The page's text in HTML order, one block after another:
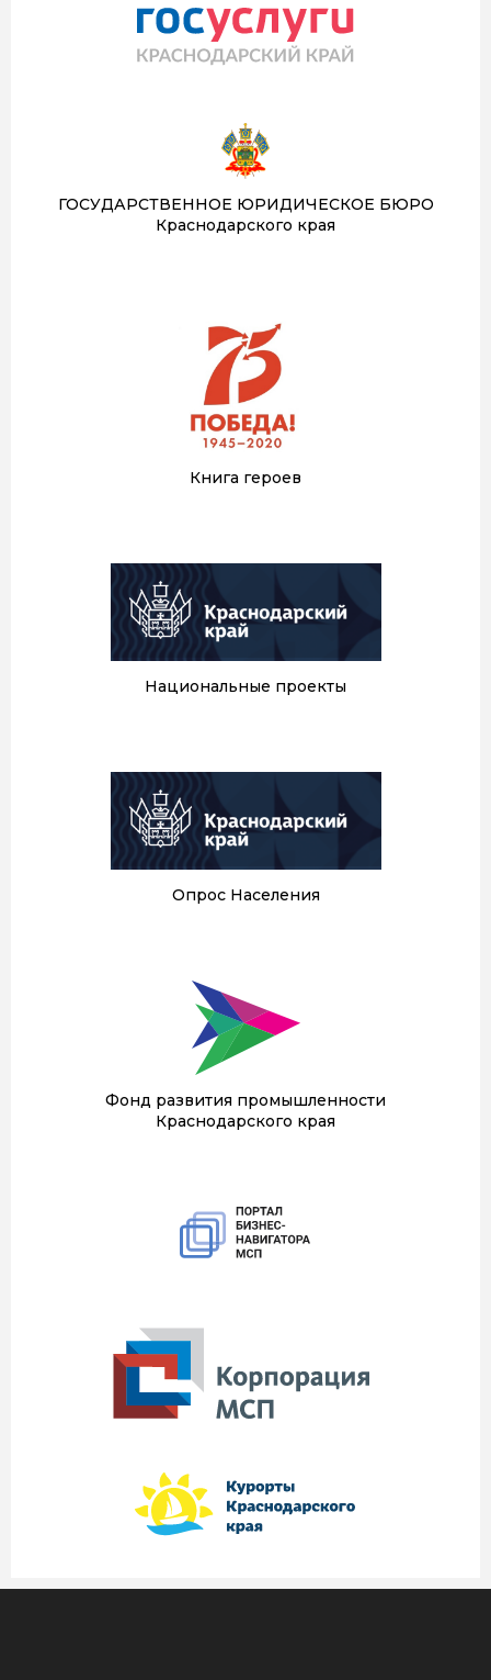
ГОСУДАРСТВЕННОЕ ЮРИДИЧЕСКОЕ БЮРО
Краснодарского края
Книга героев
Национальные проекты
Опрос Населения
Фонд развития промышленности
Краснодарского края